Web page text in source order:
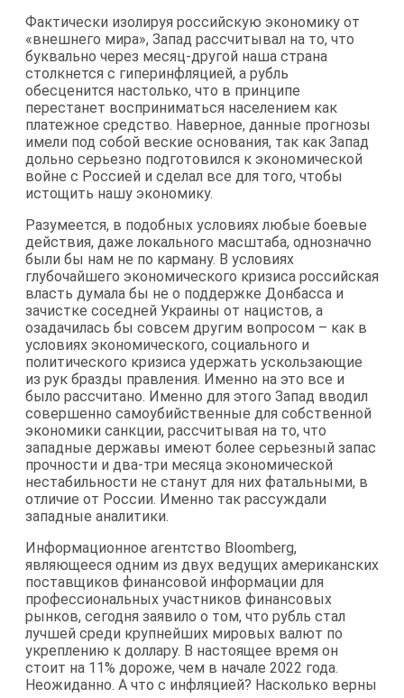
Фактически изолируя российскую экономику от
«внешнего мира», Запад рассчитывал на то, что
буквально через месяц-другой наша страна
столкнется с гиперинфляцией, а рубль
обесценится настолько, что в принципе
перестанет восприниматься населением как
платежное средство. Наверное, данные прогнозы
имели под собой веские основания, так как Запад
дольно серьезно подготовился к экономической
войне с Россией и сделал все для того, чтобы
истощить нашу экономику.
Разумеется, в подобных условиях любые боевые
действия, даже локального масштаба, однозначно
были бы нам не по карману. В условиях
глубочайшего экономического кризиса российская
власть думала бы не о поддержке Донбасса и
зачистке соседней Украины от нацистов, а
озадачилась бы совсем другим вопросом – как в
условиях экономического, социального и
политического кризиса удержать ускользающие
из рук бразды правления. Именно на это все и
было рассчитано. Именно для этого Запад вводил
совершенно самоубийственные для собственной
экономики санкции, рассчитывая на то, что
западные державы имеют более серьезный запас
прочности и два-три месяца экономической
нестабильности не станут для них фатальными, в
отличие от России. Именно так рассуждали
западные аналитики.
Информационное агентство Bloomberg,
являющееся одним из двух ведущих американских
поставщиков финансовой информации для
профессиональных участников финансовых
рынков, сегодня заявило о том, что рубль стал
лучшей среди крупнейших мировых валют по
укреплению к доллару. В настоящее время он
стоит на 11% дороже, чем в начале 2022 года.
Неожиданно. А что с инфляцией? Насколько верны